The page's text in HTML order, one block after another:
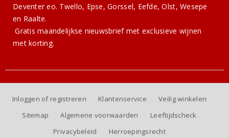
Deventer eo. Twello, Epse, Gorssel, Eefde, Olst, Wesepe
en Raalte.
Gratismaandelijkse nieuwsbriefmet exclusieve wijnen
met korting.
Inloggen of registreren Klantenservice
Veilig winkelen
Sitemap
Algemene voorwaarden
Leeftijdscheck
Privacybeleid
Herroepingsrecht